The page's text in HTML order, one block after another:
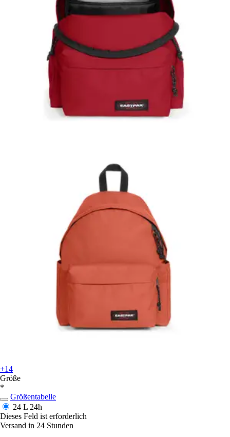
+14
Größe
*
Größentabelle
24 L 24h
Dieses Feld ist erforderlich
Versand in 24 Stunden